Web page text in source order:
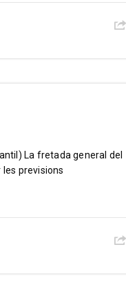
La fretada general del
previsions